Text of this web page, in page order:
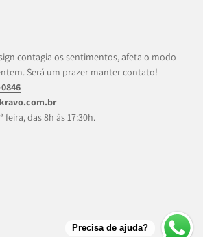
contagia os sentimentos, afeta o modo
Será um prazer manter contato!
feira, das 8h às 17:30h.
Precisa de ajuda?